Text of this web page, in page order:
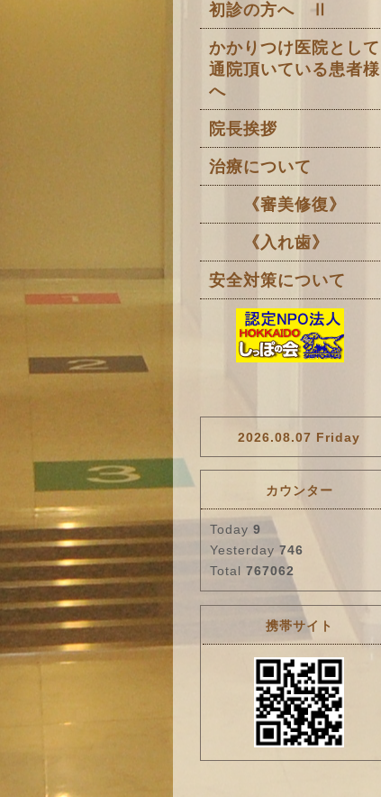
初診の方へ Ⅱ
かかりつけ医院として
通院頂いている患者様
へ
院長挨拶
治療について
《審美修復》
《入れ歯》
安全対策について
2026.08.07 Friday
カウンター
Today 9
Yesterday 746
Total 767062
携帯サイト